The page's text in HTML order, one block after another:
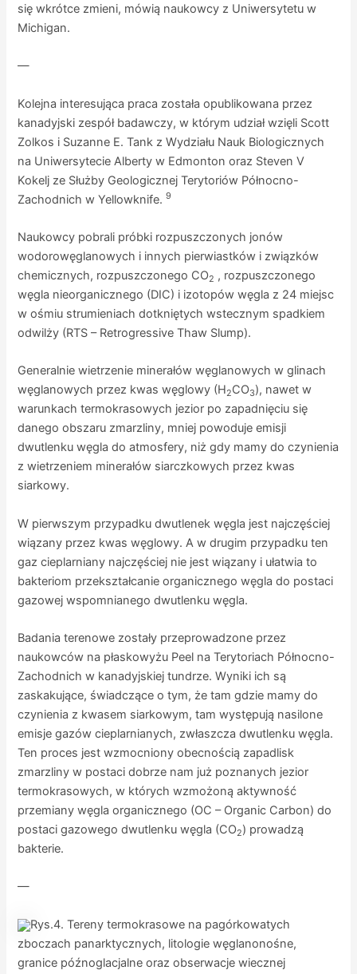
się wkrótce zmieni, mówią naukowcy z Uniwersytetu w
Michigan.
—
Kolejna interesująca praca została opublikowana przez
kanadyjski zespół badawczy, w którym udział wzięli Scott
Zolkos i Suzanne E. Tank z Wydziału Nauk Biologicznych
na Uniwersytecie Alberty w Edmonton oraz Steven V
Kokelj ze Służby Geologicznej Terytoriów Północno-
Zachodnich w Yellowknife.9
Naukowcy pobrali próbki rozpuszczonych jonów
wodorowęglanowych i innych pierwiastków i związków
chemicznych, rozpuszczonego CO2 , rozpuszczonego
węgla nieorganicznego (DIC) i izotopów węgla z 24 miejsc
w ośmiu strumieniach dotkniętych wstecznym spadkiem
odwilży (RTS – Retrogressive Thaw Slump).
Generalnie wietrzenie minerałów węglanowych w glinach
węglanowych przez kwas węglowy (H2CO3), nawet w
warunkach termokrasowych jezior po zapadnięciu się
danego obszaru zmarzliny, mniej powoduje emisji
dwutlenku węgla do atmosfery, niż gdy mamy do czynienia
z wietrzeniem minerałów siarczkowych przez kwas
siarkowy.
W pierwszym przypadku dwutlenek węgla jest najczęściej
wiązany przez kwas węglowy. A w drugim przypadku ten
gaz cieplarniany najczęściej nie jest wiązany i ułatwia to
bakteriom przekształcanie organicznego węgla do postaci
gazowej wspomnianego dwutlenku węgla.
Badania terenowe zostały przeprowadzone przez
naukowców na płaskowyżu Peel na Terytoriach Północno-
Zachodnich w kanadyjskiej tundrze. Wyniki ich są
zaskakujące, świadczące o tym, że tam gdzie mamy do
czynienia z kwasem siarkowym, tam występują nasilone
emisje gazów cieplarnianych, zwłaszcza dwutlenku węgla.
Ten proces jest wzmocniony obecnością zapadlisk
zmarzliny w postaci dobrze nam już poznanych jezior
termokrasowych, w których wzmożoną aktywność
przemiany węgla organicznego (OC – Organic Carbon) do
postaci gazowego dwutlenku węgla (CO2) prowadzą
bakterie.
—
Rys.4. Tereny termokrasowe na pagórkowatych
zboczach panarktycznych, litologie węglanonośne,
granice późnoglacjalne oraz obserwacje wiecznej